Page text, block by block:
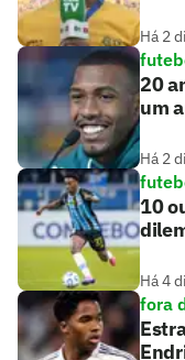
Há 2
20
um
Há 2
10
Há 4
fora